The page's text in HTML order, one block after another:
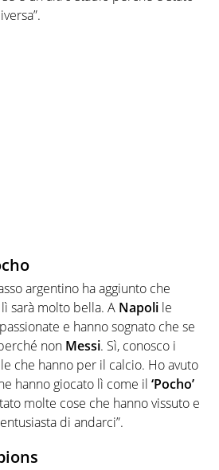
argentino ha aggiunto che
sarà molto bella. A Napoli le
e hanno sognato che se
non Messi. Sì, conosco i
che hanno per il calcio. Ho avuto
hanno giocato lì come il ‘Pocho’
molte cose che hanno vissuto e
di andarci”.